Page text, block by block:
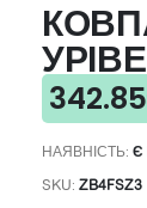
342.85
НАЯВНІСТЬ: Є
SKU: ZB4FSZ3